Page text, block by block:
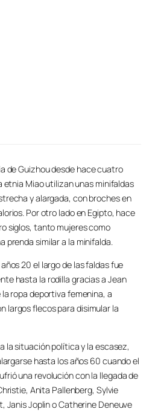
de Guizhou desde hace cuatro
etnia Miao utilizan unas minifaldas
y alargada, con broches en
Por otro lado en Egipto, hace
siglos, tanto mujeres como
prenda similar a la minifalda.
20 el largo de las faldas fue
hasta la rodilla gracias a Jean
ropa deportiva femenina, a
largos flecos para disimular la
la situación política y la escasez,
hasta los años 60 cuando el
una revolución con la llegada de
Anita Pallenberg, Sylvie
Janis Joplin o Catherine Deneuve